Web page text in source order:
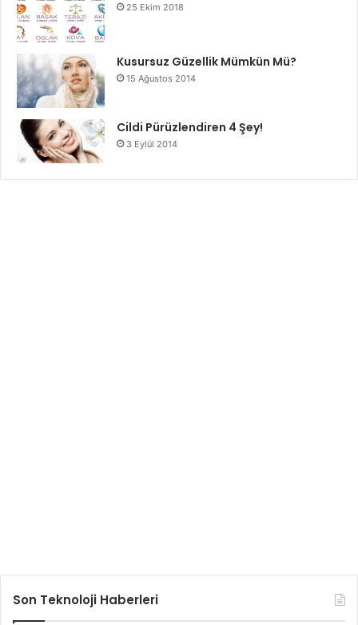
25 Ekim 2018
Kusursuz Güzellik Mümkün Mü?
15 Ağustos 2014
Cildi Pürüzlendiren 4 Şey!
3 Eylül 2014
Son Teknoloji Haberleri